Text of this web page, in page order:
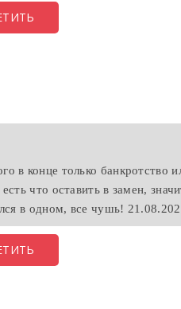
конце только банкротство
что оставить в замен,
в одном, все чушь!